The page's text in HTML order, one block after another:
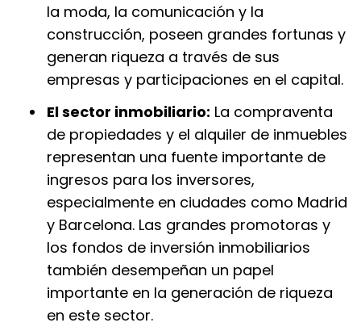
la moda, la comunicación y la
construcción, poseen grandes fortunas y
generan riqueza a través de sus
empresas y participaciones en el capital.
El sector inmobiliario: La compraventa
de propiedades y el alquiler de inmuebles
representan una fuente importante de
ingresos para los inversores,
especialmente en ciudades como Madrid
y Barcelona. Las grandes promotoras y
los fondos de inversión inmobiliarios
también desempeñan un papel
importante en la generación de riqueza
en este sector.